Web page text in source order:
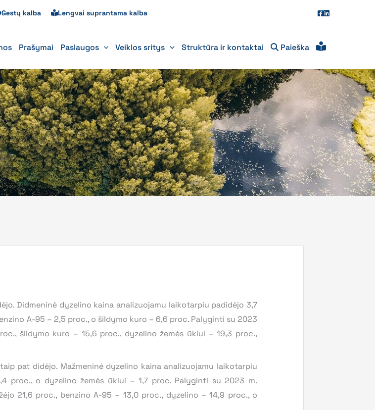
Gestų kalba Lengvai suprantama kalba
Prašymai Paslaugos Veiklos sritys Struktūra ir kontaktai Paieška
Didmeninė dyzelino kaina analizuojamu laikotarpiu padidėjo 3,7
A-95 – 2,5 proc., o šildymo kuro – 6,6 proc. Palyginti su 2023
šildymo kuro – 15,6 proc., dyzelino žemės ūkiui – 19,3 proc.,
pat didėjo. Mažmeninė dyzelino kaina analizuojamu laikotarpiu
proc., o dyzelino žemės ūkiui – 1,7 proc. Palyginti su 2023 m.
21,6 proc., benzino A-95 – 13,0 proc., dyzelino – 14,9 proc., o